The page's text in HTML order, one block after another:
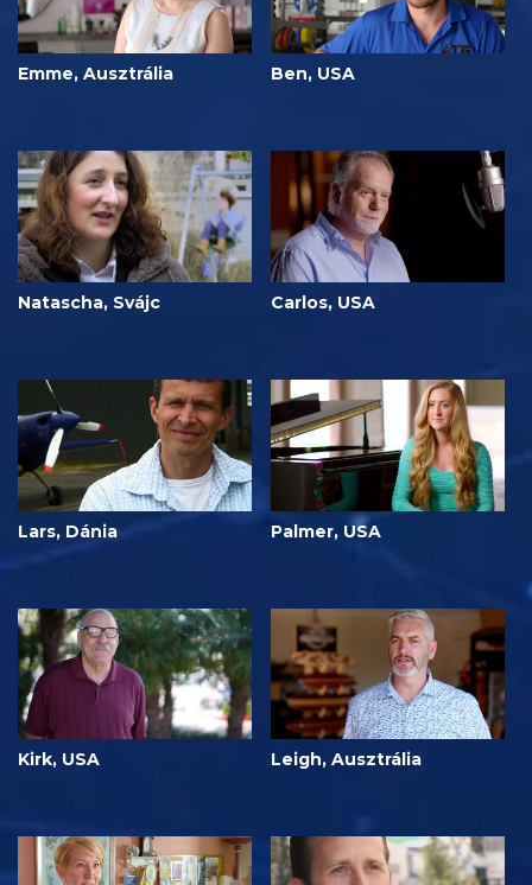
Emme, Ausztrália Ben, USA
Natascha, Svájc Carlos, USA
Lars, Dánia Palmer, USA
Kirk, USA Leigh, Ausztrália